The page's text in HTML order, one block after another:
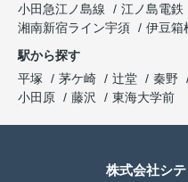
小田急江ノ島線
江ノ島電鉄
湘南新宿ライン宇須
伊豆箱
駅から探す
平塚
茅ケ崎 辻堂 秦野
小田原
藤沢 東海大学前
株式会社シ